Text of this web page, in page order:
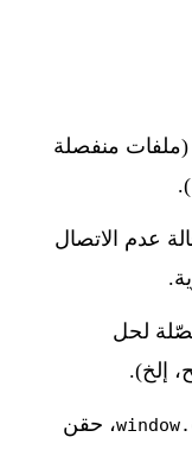
(ملفات منفصلة
عدم الاتصال
لحل
، حقن